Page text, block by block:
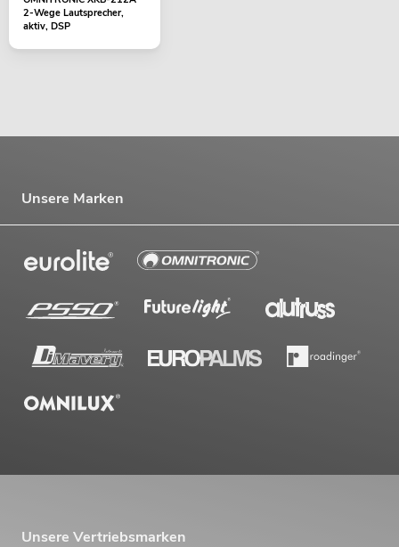
2-Wege Lautsprecher,
aktiv, DSP
Unsere Marken
Unsere Vertriebsmarken